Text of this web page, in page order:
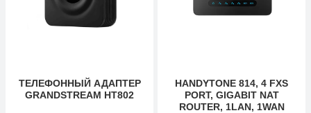
ТЕЛЕФОННЫЙ АДАПТЕР
GRANDSTREAM HT802
HANDYTONE 814, 4 FXS
PORT, GIGABIT NAT
ROUTER, 1LAN, 1WAN